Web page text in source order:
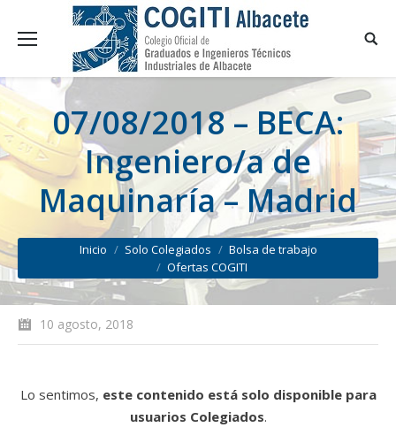
07/08/2018 – BECA:
Ingeniero/a de
Maquinaría – Madrid
You are here:
Inicio Solo Colegiados
Bolsa de trabajo
Ofertas COGITI
10 agosto, 2018
Lo sentimos, este contenido está solo disponible para
usuarios Colegiados.